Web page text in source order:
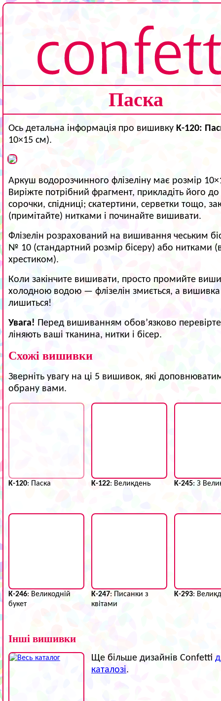
Паска
Ось детальна інформація про вишивку K-120:
10×15 см).
Аркуш водорозчинного флізеліну має розмір
Виріжте потрібний фрагмент, прикладіть його до
сорочки, спідниці; скатертини, серветки тощо,
(примітайте) нитками і починайте вишивати.
Флізелін розрахований на вишивання чеським
№ 10 (стандартний розмір бісеру) або нитками
хрестиком).
Коли закінчите вишивати, просто промийте
холодною водою — флізелін змиється, а вишивка
лишиться!
Увага! Перед вишиванням обов’язково
ліняють ваші тканина, нитки і бісер.
Схожі вишивки
Зверніть увагу на ці 5 вишивок, які
обрану вами.
K-120: Паска K-122: Великдень K-245: З
K-246: Великодній
букет
K-247: Писанки з
квітами
K-293:
Інші вишивки
Ще більше дизайнів Confetti
каталозі.